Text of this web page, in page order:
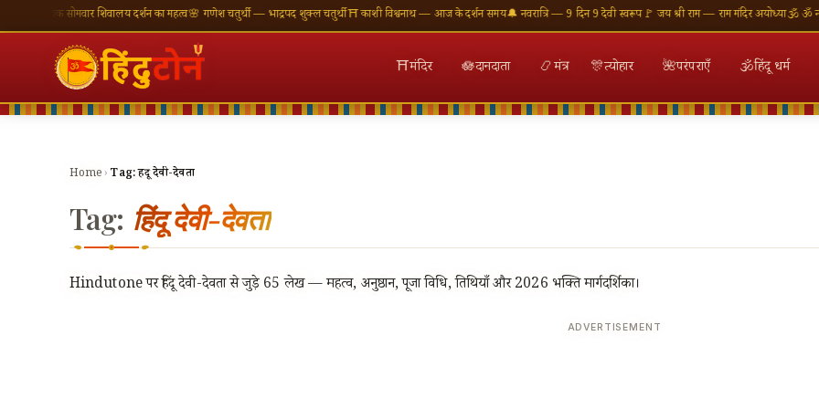
सोमवार शिवालय दर्शन का महत्व🌸 गणेश चतुर्थी — भाद्रपद शुक्ल चतुर्थी⛩ काशी विश्वनाथ — आज के दर्शन समय🔔 नवरात्रि — 9 दिन 9 देवी स्वरूप🚩 जय श्री राम — राम मंदिर अयोध्या🕉 ॐ नमः शिवाय —
⛩मंदिर 🪷दानदाता 📿मंत्र 🎊त्योहार 🌺परंपराएँ 🕉हिंदू धर्म
Home › Tag:हिंदू देवी-देवता
Tag: हिंदू देवी-देवता
Hindutone पर हिंदू देवी-देवता से जुड़े 65 लेख — महत्व, अनुष्ठान, पूजा विधि, तिथियाँ और 2026 भक्ति मार्गदर्शिका।
ADVERTISEMENT